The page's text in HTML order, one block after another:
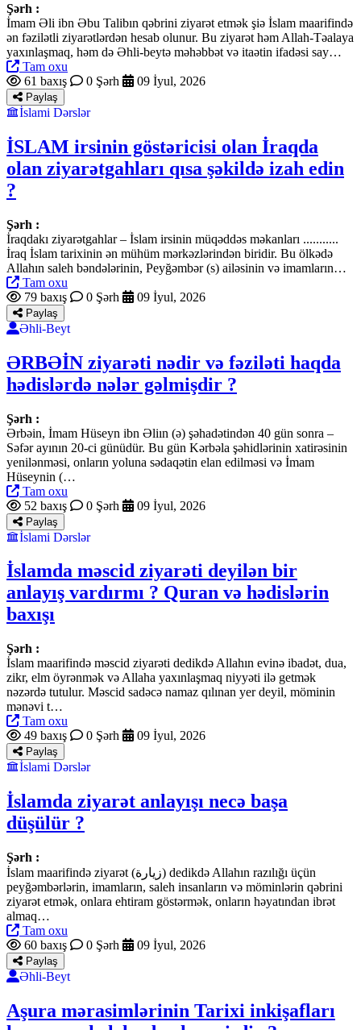
Şərh :
İmam Əli ibn Əbu Talibın qəbrini ziyarət etmək şiə İslam maarifində
ən fəzilətli ziyarətlərdən hesab olunur. Bu ziyarət həm Allah-Təalaya
yaxınlaşmaq, həm də Əhli-beytə məhəbbət və itaətin ifadəsi say…
Tam oxu
61 baxış
0 Şərh 09 İyul, 2026
Paylaş
İslami Dərslər
İSLAM irsinin göstəricisi olan İraqda
olan ziyarətgahları qısa şəkildə izah edin
?
Şərh :
İraqdakı ziyarətgahlar – İslam irsinin müqəddəs məkanları ...........
İraq İslam tarixinin ən mühüm mərkəzlərindən biridir. Bu ölkədə
Allahın saleh bəndələrinin, Peyğəmbər (s) ailəsinin və imamların…
Tam oxu
79 baxış
0 Şərh 09 İyul, 2026
Paylaş
Əhli-Beyt
ƏRBƏİN ziyarəti nədir və fəziləti haqda
hədislərdə nələr gəlmişdir ?
Şərh :
Ərbəin, İmam Hüseyn ibn Əliın (ə) şəhadətindən 40 gün sonra –
Səfər ayının 20-ci günüdür. Bu gün Kərbəla şəhidlərinin xatirəsinin
yenilənməsi, onların yoluna sədaqətin elan edilməsi və İmam
Hüseynin (…
Tam oxu
52 baxış
0 Şərh 09 İyul, 2026
Paylaş
İslami Dərslər
İslamda məscid ziyarəti deyilən bir
anlayış vardırmı ? Quran və hədislərin
baxışı
Şərh :
İslam maarifində məscid ziyarəti dedikdə Allahın evinə ibadət, dua,
zikr, elm öyrənmək və Allaha yaxınlaşmaq niyyəti ilə getmək
nəzərdə tutulur. Məscid sadəcə namaz qılınan yer deyil, möminin
mənəvi t…
Tam oxu
49 baxış
0 Şərh 09 İyul, 2026
Paylaş
İslami Dərslər
İslamda ziyarət anlayışı necə başa
düşülür ?
Şərh :
İslam maarifində ziyarət (زيارة) dedikdə Allahın razılığı üçün
peyğəmbərlərin, imamların, saleh insanların və möminlərin qəbrini
ziyarət etmək, onlara ehtiram göstərmək, onların həyatından ibrət
almaq…
Tam oxu
60 baxış
0 Şərh 09 İyul, 2026
Paylaş
Əhli-Beyt
Aşura mərasimlərinin Tarixi inkişafları